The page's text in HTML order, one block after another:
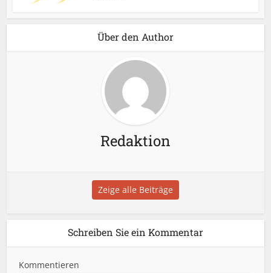
Über den Author
Redaktion
Zeige alle Beiträge
Schreiben Sie ein Kommentar
Kommentieren